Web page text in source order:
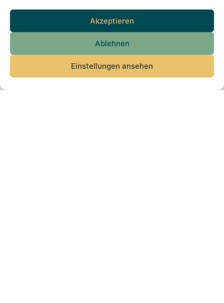
Akzeptieren
Ablehnen
Einstellungen ansehen